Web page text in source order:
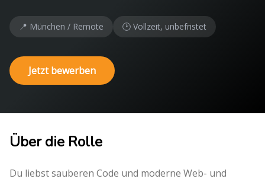
📍 München / Remote 🕑 Vollzeit, unbefristet
Jetzt bewerben
Über die Rolle
Du liebst sauberen Code und moderne Web- und